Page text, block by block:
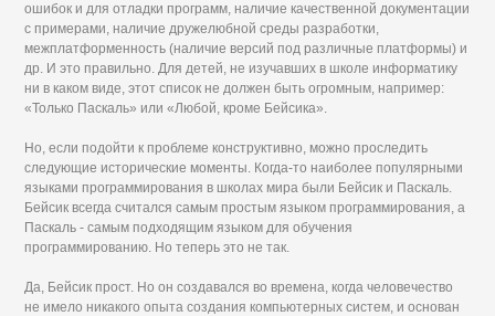
ошибок и для отладки программ, наличие качественной документации
с примерами, наличие дружелюбной среды разработки,
межплатформенность (наличие версий под различные платформы) и
др. И это правильно. Для детей, не изучавших в школе информатику
ни в каком виде, этот список не должен быть огромным, например:
«Только Паскаль» или «Любой, кроме Бейсика».
Но, если подойти к проблеме конструктивно, можно проследить
следующие исторические моменты. Когда-то наиболее популярными
языками программирования в школах мира были Бейсик и Паскаль.
Бейсик всегда считался самым простым языком программирования, а
Паскаль - самым подходящим языком для обучения
программированию. Но теперь это не так.
Да, Бейсик прост. Но он создавался во времена, когда человечество
не имело никакого опыта создания компьютерных систем, и основан